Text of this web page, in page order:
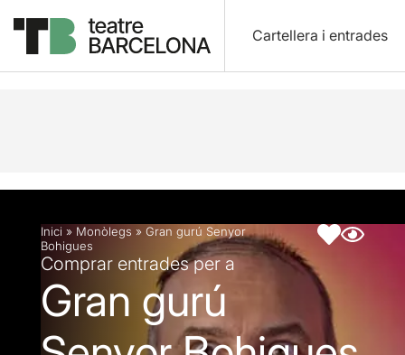
Cartellera i entrades
Descripció Fitxa artística
Inici » Monòlegs » Gran gurú Senyor
Bohigues
Comprar entrades per a
Gran gurú